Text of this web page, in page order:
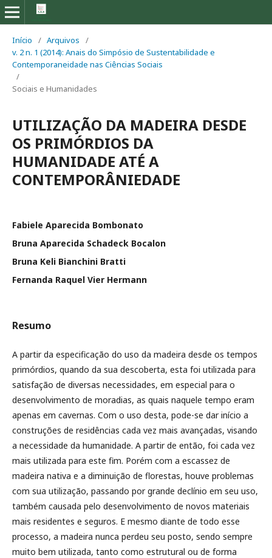
Início / Arquivos
/
v. 2 n. 1 (2014): Anais do Simpósio de Sustentabilidade e
Contemporaneidade nas Ciências Sociais
/
Sociais e Humanidades
UTILIZAÇÃO DA MADEIRA DESDE
OS PRIMÓRDIOS DA
HUMANIDADE ATÉ A
CONTEMPORÂNIEDADE
Fabiele Aparecida Bombonato
Bruna Aparecida Schadeck Bocalon
Bruna Keli Bianchini Bratti
Fernanda Raquel Vier Hermann
Resumo
A partir da especificação do uso da madeira desde os tempos
primórdios, quando da sua descoberta, esta foi utilizada para
satisfação de diversas necessidades, em especial para o
desenvolvimento de moradias, as quais naquele tempo eram
apenas em cavernas. Com o uso desta, pode-se dar início a
construções de residências cada vez mais avançadas, visando
a necessidade da humanidade. A partir de então, foi cada vez
mais utilizada para este fim. Porém com a escassez de
madeira nativa e a diminuição de florestas, houve problemas
com sua utilização, passando por grande declínio em seu uso,
também causada pelo desenvolvimento de novos materiais
mais residentes e seguros. E mesmo diante de todo esse
processo, a madeira nunca perdeu seu posto, sendo sempre
muito bem utilizada, tanto como estrutural ou de forma